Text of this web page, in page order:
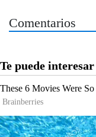
Comentarios